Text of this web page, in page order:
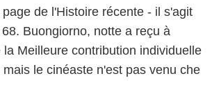
de l'Histoire récente - il s'agit
Buongiorno, notte a reçu à
la Meilleure contribution individuelle
le cinéaste n'est pas venu che